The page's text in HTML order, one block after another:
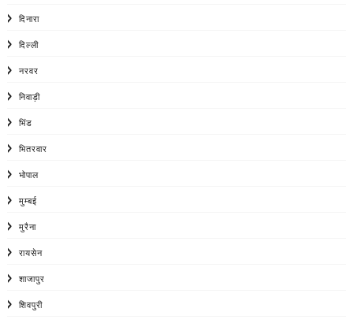
दिनारा
दिल्ली
नरवर
निवाड़ी
भिंड
भितरवार
भोपाल
मुम्बई
मुरैना
रायसेन
शाजापुर
शिवपुरी